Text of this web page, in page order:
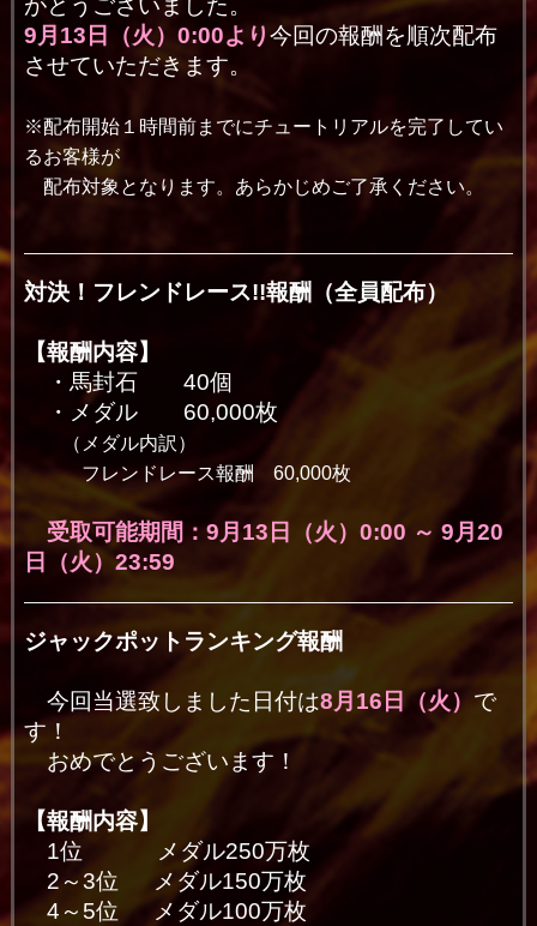
がとうございました。
9月13日（火）0:00より今回の報酬を順次配布
させていただきます。
※配布開始１時間前までにチュートリアルを完了してい
るお客様が
配布対象となります。あらかじめご了承ください。
対決！フレンドレース!!報酬（全員配布）
【報酬内容】
・馬封石 40個
・メダル 60,000枚
（メダル内訳）
フレンドレース報酬 60,000枚
受取可能期間：9月13日（火）0:00 ～ 9月20
日（火）23:59
ジャックポットランキング報酬
今回当選致しました日付は8月16 日（火） で
す！
おめでとうございます！
【報酬内容】
1位 メダル250万枚
2～3位 メダル150万枚
4～5位 メダル100万枚